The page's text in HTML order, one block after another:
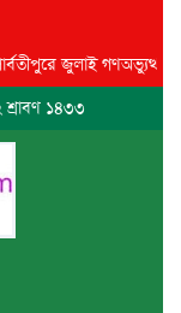
জুলাই গণঅভ্যুত্থান
১৪৩৩